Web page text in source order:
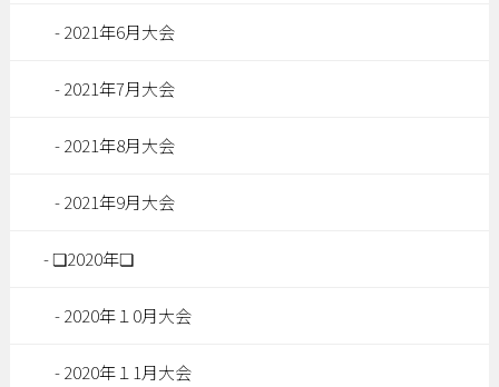
2021年6月大会
2021年7月大会
2021年8月大会
2021年9月大会
❏2020年❏
2020年１0月大会
2020年１1月大会